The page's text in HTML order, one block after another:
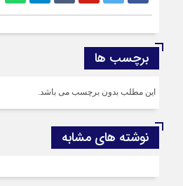
برچسب ها
این مطلب بدون برچسب می باشد.
نوشته های مشابه